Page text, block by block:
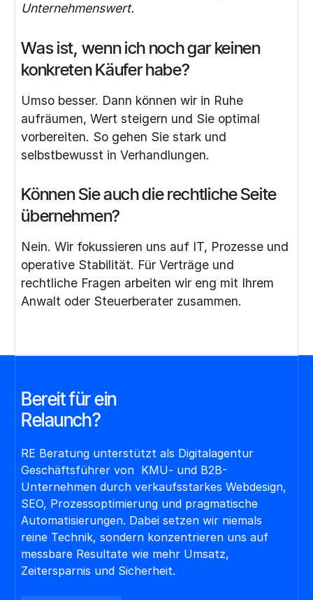
Unternehmenswert.
Was ist, wenn ich noch gar keinen
konkreten Käufer habe?
Umso besser. Dann können wir in Ruhe
aufräumen, Wert steigern und Sie optimal
vorbereiten. So gehen Sie stark und
selbstbewusst in Verhandlungen.
Können Sie auch die rechtliche Seite
übernehmen?
Nein. Wir fokussieren uns auf IT, Prozesse und
operative Stabilität. Für Verträge und
rechtliche Fragen arbeiten wir eng mit Ihrem
Anwalt oder Steuerberater zusammen.
Bereit für ein
launch?
Re
RE Beratung unterstützt als Digitalagentur
Geschäftsführer von KMU- und B2B-
Unternehmen durch verkaufsstarkes Webdesign,
SEO, Prozessoptimierung und pragmatische
Automatisierungen. Dabei setzen wir niemals
reine Technik, sondern konzentrieren uns auf
messbare Resultate wie mehr Umsatz,
Zeitersparnis und Sicherheit.